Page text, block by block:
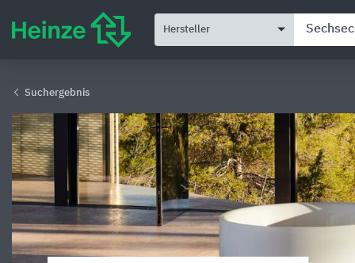
Hersteller
Suchergebnis